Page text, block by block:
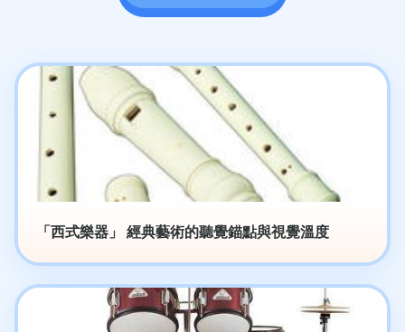
「西式樂器」 經典藝術的聽覺錨點與視覺溫度